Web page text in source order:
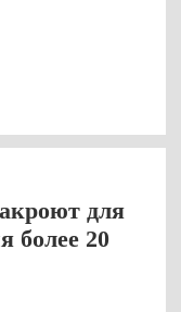
для
более 20